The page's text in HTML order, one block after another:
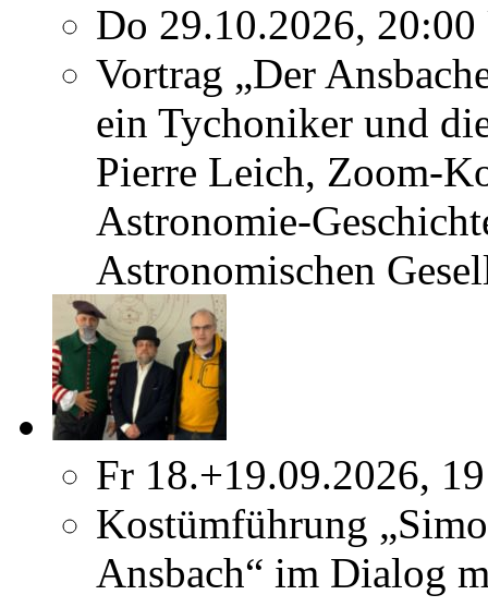
Do 29.10.2026,
Vortrag „Der
ein Tychoniker und
Pierre Leich, Zoom-
Astronomie-
Astronomischen
Fr 18.+19.09.2026,
Kostümführung
Ansbach“ im Dialog